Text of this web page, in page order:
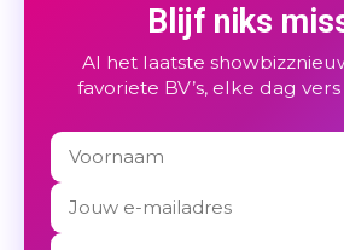
Blijf niks
Al het laatste
favoriete BV’s, elke dag